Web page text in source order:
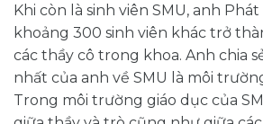
Khi còn là sinh viên SMU, anh
khoảng 300 sinh viên khác trở
các thầy cô trong khoa. Anh chia
nhất của anh về SMU là môi
Trong môi trường giáo dục của